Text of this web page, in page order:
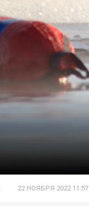
22 НОЯБРЯ 2022 11:57